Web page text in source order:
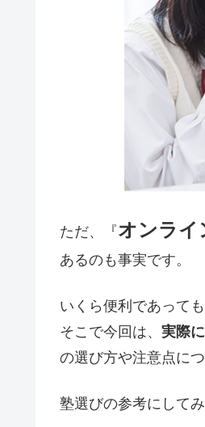
ただ、『オンライ
あるのも事実です。
いくら便利であって
そこで今回は、 実際
の選び方や注意点に
塾選びの参考にして